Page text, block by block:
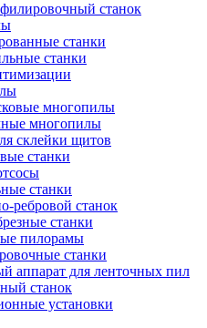
станок
станки
станки
многопилы
многопилы
склейки щитов
станки
станки
ребровой станок
станки
пилорамы
станки
аппарат для ленточных пил
станок
установки